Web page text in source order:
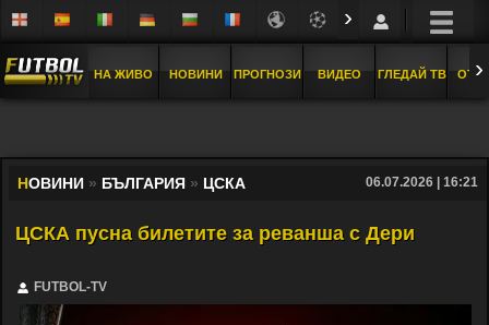
›
НА ЖИВО НОВИНИ ПРОГНОЗИ ВИДЕО ГЛЕДАЙ ТВ ›
НОВИНИ » БЪЛГАРИЯ » ЦСКА 06.07.2026 | 16:21
ЦСКА пусна билетите за реванша с Дери
FUTBOL-TV